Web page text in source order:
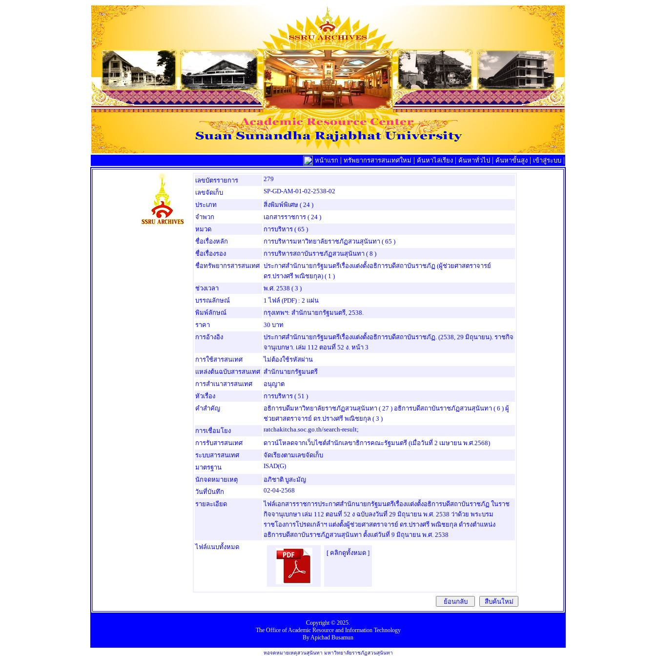
หน้าแรก | ทรัพยากรสารสนเทศใหม่ | ค้นหาไล่เรียง | ค้นหาทั่วไป | ค้นหาขั้นสูง | เข้าสู่ระบบ |
เลขบัตรรายการ
279
เลขจัดเก็บ
SP-GD-AM-01-02-2538-02
ประเภท
สิ่งพิมพ์พิเศษ ( 24 )
จำพวก
เอกสารราชการ ( 24 )
หมวด
การบริหาร ( 65 )
ชื่อเรื่องหลัก
การบริหารมหาวิทยาลัยราชภัฏสวนสุนันทา ( 65 )
ชื่อเรื่องรอง
การบริหารสถาบันราชภัฏสวนสุนันทา ( 8 )
ชื่อทรัพยากรสารสนเทศ ประกาศสำนักนายกรัฐมนตรีเรื่องแต่งตั้งอธิการบดีสถาบันราชภัฏ (ผู้ช่วยศาสตราจารย์
ดร.ปรางศรี พณิชยกุล) ( 1 )
ช่วงเวลา
พ.ศ. 2538 ( 3 )
บรรณลักษณ์
1 ไฟล์ (PDF) : 2 แผ่น
พิมพ์ลักษณ์
กรุงเทพฯ: สำนักนายกรัฐมนตรี, 2538.
ราคา
30 บาท
การอ้างอิง
ประกาศสำนักนายกรัฐมนตรีเรื่องแต่งตั้งอธิการบดีสถาบันราชภัฏ. (2538, 29 มิถุนายน). ราชกิจ
จานุเบกษา. เล่ม 112 ตอนที่ 52 ง. หน้า 3
การใช้สารสนเทศ
ไม่ต้องใช้รหัสผ่าน
แหล่งต้นฉบับสารสนเทศ สำนักนายกรัฐมนตรี
การสำเนาสารสนเทศ
อนุญาต
หัวเรื่อง
การบริหาร ( 51 )
คำสำคัญ
อธิการบดีมหาวิทยาลัยราชภัฏสวนสุนันทา ( 27 ) อธิการบดีสถาบันราชภัฏสวนสุนันทา ( 6 ) ผู้
ช่วยศาสตราจารย์ ดร.ปรางศรี พณิชยกุล ( 3 )
การเชื่อมโยง
ratchakitcha.soc.go.th/search-result;
การรับสารสนเทศ
ดาวน์โหลดจากเว็บไซต์สำนักเลขาธิการคณะรัฐมนตรี (เมื่อวันที่ 2 เมษายน พ.ศ.2568)
ระบบสารสนเทศ
จัดเรียงตามเลขจัดเก็บ
มาตรฐาน
ISAD(G)
นักจดหมายเหตุ
อภิชาติ บูสะมัญ
วันที่บันทึก
02-04-2568
รายละเอียด
ไฟล์เอกสารราชการประกาศสำนักนายกรัฐมนตรีเรื่องแต่งตั้งอธิการบดีสถาบันราชภัฏ ในราช
กิจจานุเบกษา เล่ม 112 ตอนที่ 52 ง ฉบับลงวันที่ 29 มิถุนายน พ.ศ. 2538 ว่าด้วย พระบรม
ราชโองการโปรดเกล้าฯ แต่งตั้งผู้ช่วยศาสตราจารย์ ดร.ปรางศรี พณิชยกุล ดำรงตำแหน่ง
อธิการบดีสถาบันราชภัฏสวนสุนันทา ตั้งแต่วันที่ 9 มิถุนายน พ.ศ. 2538
ไฟล์แนบทั้งหมด
[ คลิกดูทั้งหมด ]
ย้อนกลับ สืบค้นใหม่
Copyright © 2025.
The Office ofAcademic Resource andInformation Technology
ByApichad Busamun
หอจดหมายเหตุสวนสุนันทา มหาวิทยาลัยราชภัฏสวนสุนันทา